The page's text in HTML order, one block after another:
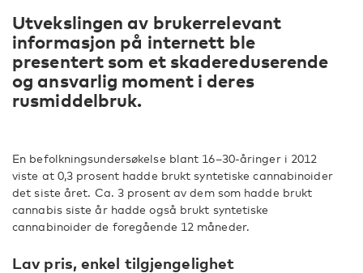
Utvekslingen av brukerrelevant
informasjon på internett ble
presentert som et skadereduserende
og ansvarlig moment i deres
rusmiddelbruk.
En befolkningsundersøkelse blant 16–30-åringer i 2012
viste at 0,3 prosent hadde brukt syntetiske cannabinoider
det siste året. Ca. 3 prosent av dem som hadde brukt
cannabis siste år hadde også brukt syntetiske
cannabinoider de foregående 12 måneder.
Lav pris, enkel tilgjengelighet